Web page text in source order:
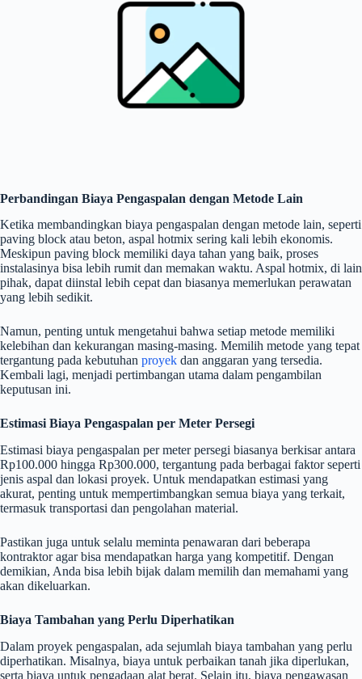
Perbandingan Biaya Pengaspalan dengan Metode Lain
Ketika membandingkan biaya pengaspalan dengan metode lain, seperti
paving block atau beton, aspal hotmix sering kali lebih ekonomis.
Meskipun paving block memiliki daya tahan yang baik, proses
instalasinya bisa lebih rumit dan memakan waktu. Aspal hotmix, di lain
pihak, dapat diinstal lebih cepat dan biasanya memerlukan perawatan
yang lebih sedikit.
Namun, penting untuk mengetahui bahwa setiap metode memiliki
kelebihan dan kekurangan masing-masing. Memilih metode yang tepat
tergantung pada kebutuhan proyek dan anggaran yang tersedia.
Kembali lagi, menjadi pertimbangan utama dalam pengambilan
keputusan ini.
Estimasi Biaya Pengaspalan per Meter Persegi
Estimasi biaya pengaspalan per meter persegi biasanya berkisar antara
Rp100.000 hingga Rp300.000, tergantung pada berbagai faktor seperti
jenis aspal dan lokasi proyek. Untuk mendapatkan estimasi yang
akurat, penting untuk mempertimbangkan semua biaya yang terkait,
termasuk transportasi dan pengolahan material.
Pastikan juga untuk selalu meminta penawaran dari beberapa
kontraktor agar bisa mendapatkan harga yang kompetitif. Dengan
demikian, Anda bisa lebih bijak dalam memilih dan memahami yang
akan dikeluarkan.
Biaya Tambahan yang Perlu Diperhatikan
Dalam proyek pengaspalan, ada sejumlah biaya tambahan yang perlu
diperhatikan. Misalnya, biaya untuk perbaikan tanah jika diperlukan,
serta biaya untuk pengadaan alat berat. Selain itu, biaya pengawasan